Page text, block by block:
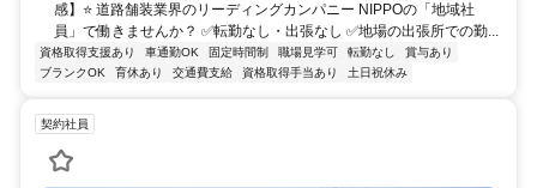
感】⭐ 道路舗装業界のリーディングカンパニー NIPPOの「地域社
員」で働きませんか？ ✅転勤なし・出張なし ✅地場の出張所での勤...
資格取得支援あり 車通勤OK 固定時間制 職場見学可 転勤なし
賞与あり
ブランクOK
育休あり 交通費支給 資格取得手当あり 土日祝休み
契約社員